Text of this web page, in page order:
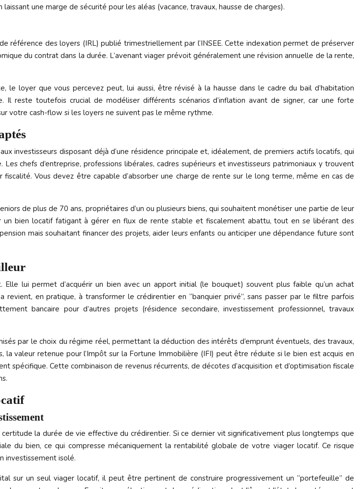
une marge de sécurité pour les aléas (vacance, travaux, hausse de charges).
référence des loyers (IRL) publié trimestriellement par l’INSEE. Cette indexation permet de préserver
du contrat dans la durée. L’avenant viager prévoit généralement une révision annuelle de la rente,
le loyer que vous percevez peut, lui aussi, être révisé à la hausse dans le cadre du bail d’habitation
reste toutefois crucial de modéliser différents scénarios d’inflation avant de signer, car une forte
votre cash-flow si les loyers ne suivent pas le même rythme.
investisseurs disposant déjà d’une résidence principale et, idéalement, de premiers actifs locatifs, qui
chefs d’entreprise, professions libérales, cadres supérieurs et investisseurs patrimoniaux y trouvent
Vous devez être capable d’absorber une charge de rente sur le long terme, même en cas de
de plus de 70 ans, propriétaires d’un ou plusieurs biens, qui souhaitent monétiser une partie de leur
un bien locatif fatigant à gérer en flux de rente stable et fiscalement abattu, tout en se libérant des
mais souhaitant financer des projets, aider leurs enfants ou anticiper une dépendance future sont
lui permet d’acquérir un bien avec un apport initial (le bouquet) souvent plus faible qu’un achat
en pratique, à transformer le crédirentier en “banquier privé”, sans passer par le filtre parfois
bancaire pour d’autres projets (résidence secondaire, investissement professionnel, travaux
par le choix du régime réel, permettant la déduction des intérêts d’emprunt éventuels, des travaux,
valeur retenue pour l’Impôt sur la Fortune Immobilière (IFI) peut être réduite si le bien est acquis en
spécifique. Cette combinaison de revenus récurrents, de décotes d’acquisition et d’optimisation fiscale
la durée de vie effective du crédirentier. Si ce dernier vit significativement plus longtemps que
du bien, ce qui compresse mécaniquement la rentabilité globale de votre viager locatif. Ce risque
investissement isolé.
sur un seul viager locatif, il peut être pertinent de construire progressivement un “portefeuille” de